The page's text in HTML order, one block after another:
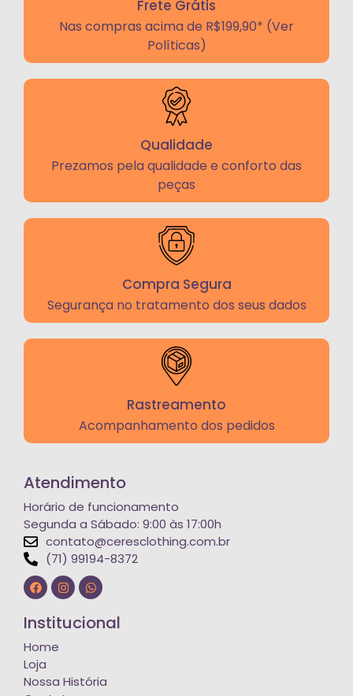
Frete Grátis
Nas compras acima de R$199,90* (Ver
Políticas)
Qualidade
Prezamos pela qualidade e conforto das
peças
Compra Segura
Segurança no tratamento dos seus dados
Rastreamento
Acompanhamento dos pedidos
Atendimento
Horário de funcionamento
Segunda a Sábado: 9:00 às 17:00h
contato@ceresclothing.com.br
(71) 99194-8372
Institucional
Home
Loja
Nossa História